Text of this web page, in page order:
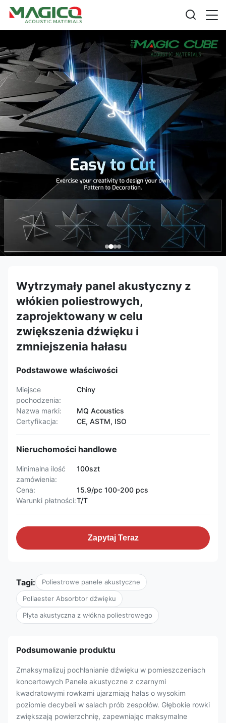
Wytrzymały panel akustyczny z
włókien poliestrowych,
zaprojektowany w celu
zwiększenia dźwięku i
zmniejszenia hałasu
Podstawowe właściwości
Miejsce
pochodzenia:
Chiny
Nazwa marki:
MQ Acoustics
Certyfikacja:
CE, ASTM, ISO
Nieruchomości handlowe
Minimalna ilość
zamówienia:
100szt
Cena:
15.9/pc 100-200 pcs
Warunki płatności:T/T
Zapytaj Teraz
Tagi: Poliestrowe panele akustyczne
Poliaester Absorbtor dźwięku
Płyta akustyczna z włókna poliestrowego
Podsumowanie produktu
Zmaksymalizuj pochłanianie dźwięku w pomieszczeniach
koncertowych Panele akustyczne z czarnymi
kwadratowymi rowkami ujarzmiają hałas o wysokim
poziomie decybeli w salach prób zespołów. Głębokie rowki
zwiększają powierzchnię, zapewniając maksymalne